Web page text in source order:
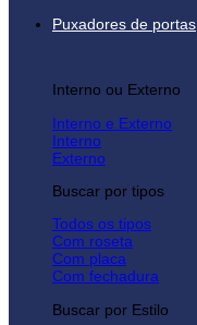
Puxadores de portas
Interno ou Externo
Interno e Externo
Interno
Externo
Buscar por tipos
Todos os tipos
Com roseta
Com placa
Com fechadura
Buscar por Estilo